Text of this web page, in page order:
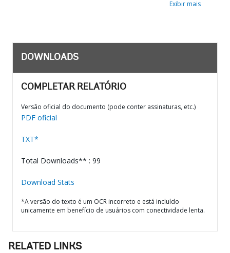
Exibir mais
DOWNLOADS
COMPLETAR RELATÓRIO
Versão oficial do documento (pode conter assinaturas, etc.)
PDF oficial
TXT*
Total Downloads** : 99
Download Stats
*A versão do texto é um OCR incorreto e está incluído
unicamente em benefício de usuários com conectividade lenta.
RELATED LINKS